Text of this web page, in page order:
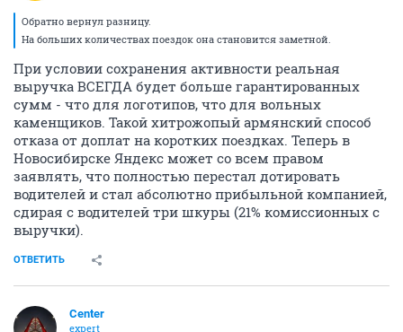
Обратно вернул разницу.
На больших количествах поездок она становится заметной.
При условии сохранения активности реальная
выручка ВСЕГДА будет больше гарантированных
сумм - что для логотипов, что для вольных
каменщиков. Такой хитрожопый армянский способ
отказа от доплат на коротких поездках. Теперь в
Новосибирске Яндекс может со всем правом
заявлять, что полностью перестал дотировать
водителей и стал абсолютно прибыльной компанией,
сдирая с водителей три шкуры (21% комиссионных с
выручки).
ОТВЕТИТЬ
Center
expert